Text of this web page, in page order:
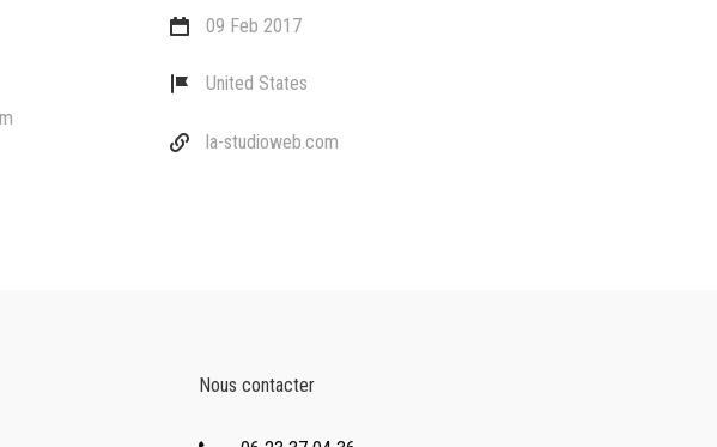
09 Feb 2017
United States
la-studioweb.com
Nous contacter